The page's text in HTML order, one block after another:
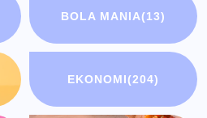
BOLA MANIA(13)
EKONOMI(204)